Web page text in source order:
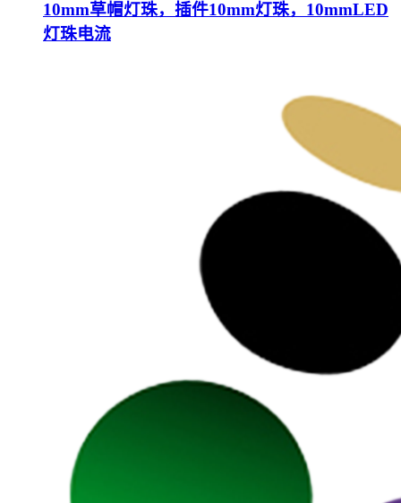
10mm草帽灯珠，插件10mm灯珠，10mmLED
灯珠电流